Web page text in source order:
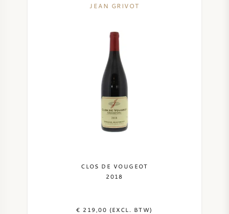
JEAN GRIVOT
CLOS DE VOUGEOT
2018
€ 219,00 (EXCL. BTW)